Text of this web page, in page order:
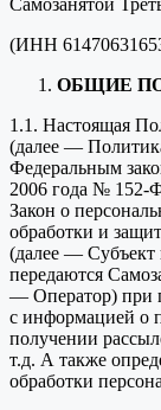
Самозанятой
(ИНН
ОБЩИЕ
1.1. Настоящая
(далее —
Федеральным
2006 года № 152-
Закон о
обработки и
(далее — Субъект
передаются
— Оператор) при
с информацией о
получении
т.д. А также
обработки